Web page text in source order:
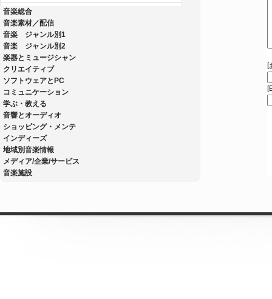
音楽総合
音楽素材／配信
音楽 ジャンル別1
音楽 ジャンル別2
楽器とミュージシャン
クリエイティブ
ソフトウェアとPC
コミュニケーション
学ぶ・教える
音響とオーディオ
ショッピング・メンテ
インディーズ
地域別音楽情報
メディア/企業/サービス
音楽施設
[